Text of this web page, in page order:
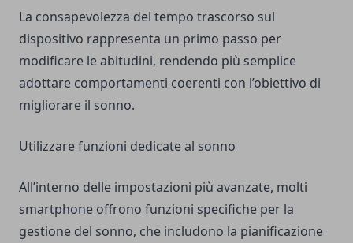
La consapevolezza del tempo trascorso sul
dispositivo rappresenta un primo passo per
modificare le abitudini, rendendo più semplice
adottare comportamenti coerenti con l’obiettivo di
migliorare il sonno.
Utilizzare funzioni dedicate al sonno
All’interno delle impostazioni più avanzate, molti
smartphone offrono funzioni specifiche per la
gestione del sonno, che includono la pianificazione